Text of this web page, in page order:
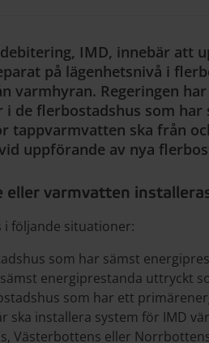
IMD, innebär att
på lägenhetsnivå i
varmhyran. Regeringen
i de flerbostadshus som har
tappvarmvatten ska från
uppförande av nya
eller varmvatten
i följande situationer:
som har sämst
energiprestanda uttryckt
som har ett
ska installera system för IMD
Västerbottens eller